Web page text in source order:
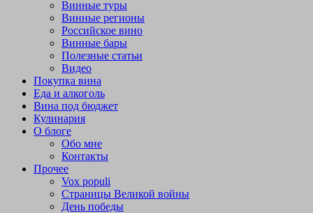
Винные туры
Винные регионы
Российское вино
Винные бары
Полезные статьи
Видео
Покупка вина
Еда и алкоголь
Вина под бюджет
Кулинария
О блоге
Обо мне
Контакты
Прочее
Vox populi
Страницы Великой войны
День победы